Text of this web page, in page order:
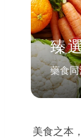
臻
藥食
美食之本